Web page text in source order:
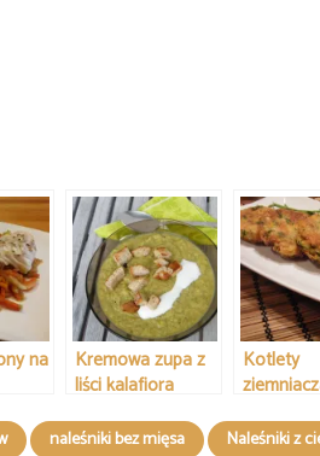
na
Kremowa zupa z
liści kalafiora
Kotlety
naleśniki bez mięsa
Naleśniki z